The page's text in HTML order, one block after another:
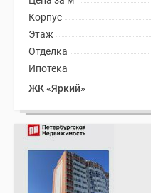
Корпус
Этаж
Отделка
Ипотека
ЖК «Яркий»